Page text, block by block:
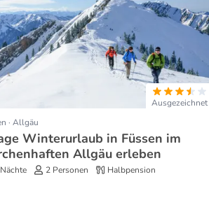
Ausgezeichnet
· Allgäu
Winterurlaub in Füssen im
Allgäu erleben
2 Personen Halbpension